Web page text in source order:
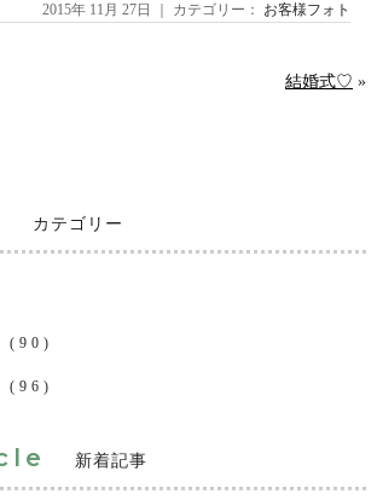
2015年 11月 27日 ｜ カテゴリー： お客様フォト
結婚式♡ »
カテゴリー
(90)
(96)
新着記事